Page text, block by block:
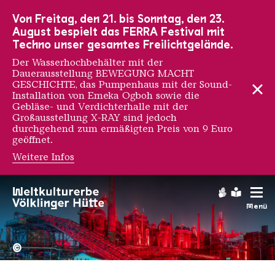
Menü
Eduard Valenta
Hochofengruppe in Rot
Copyright:
©
Von Freitag, den 21. bis Sonntag, den 23.
August bespielt das FERRA Festival mit
Techno unser gesamtes Freilichtgelände.
Der Wasserhochbehälter mit der
Dauerausstellung BEWEGUNG MACHT
GESCHICHTE, das Pumpenhaus mit der Sound-
Installation von Emeka Ogboh sowie die
Gebläse- und Verdichterhalle mit der
Großausstellung X-RAY sind jedoch
durchgehend zum ermäßigten Preis von 9 Euro
geöffnet.
Weitere Infos